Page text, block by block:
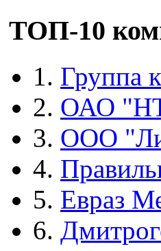
ТОП-10
1. Группа
2. ОАО
3. ООО
4.
5. Евраз
6.